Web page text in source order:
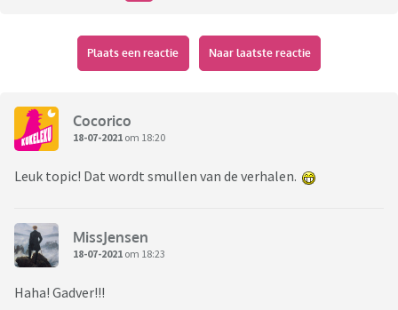
Plaats een reactie Naar laatste reactie
Cocorico
18-07-2021 om 18:20
Leuk topic! Dat wordt smullen van de verhalen.
MissJensen
18-07-2021 om 18:23
Haha! Gadver!!!